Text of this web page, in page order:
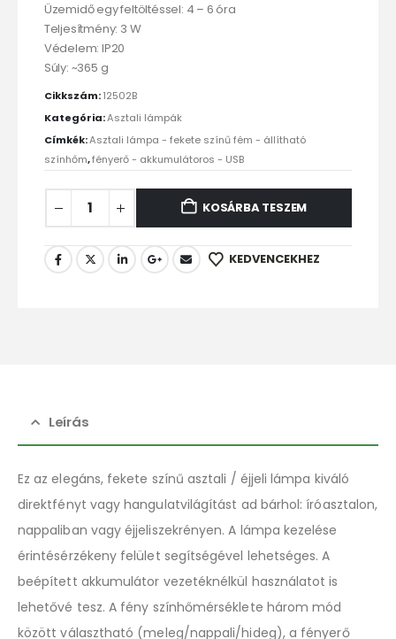
Üzemidő egy feltöltéssel: 4 – 6 óra
Teljesítmény: 3 W
Védelem: IP20
Súly: ~365 g
Cikkszám:12502B
Kategória:Asztali lámpák
Címkék:Asztali lámpa - fekete színű fém - állítható
színhőm,fényerő - akkumulátoros - USB
KOSÁRBA TESZEM
KEDVENCEKHEZ
Leírás
Ez az elegáns, fekete színű asztali / éjjeli lámpa kiváló
direktfényt vagy hangulatvilágítást ad bárhol: íróasztalon,
nappaliban vagy éjjeliszekrényen. A lámpa kezelése
érintésérzékeny felület segítségével lehetséges. A
beépített akkumulátor vezetéknélkül használatot is
lehetővé tesz. A fény színhőmérséklete három mód
között választható (meleg/nappali/hideg), a fényerő